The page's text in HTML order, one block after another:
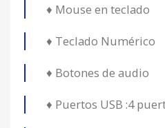
♦ Mouse en teclado
♦ Teclado Numérico
♦ Botones de audio
♦ Puertos USB :4